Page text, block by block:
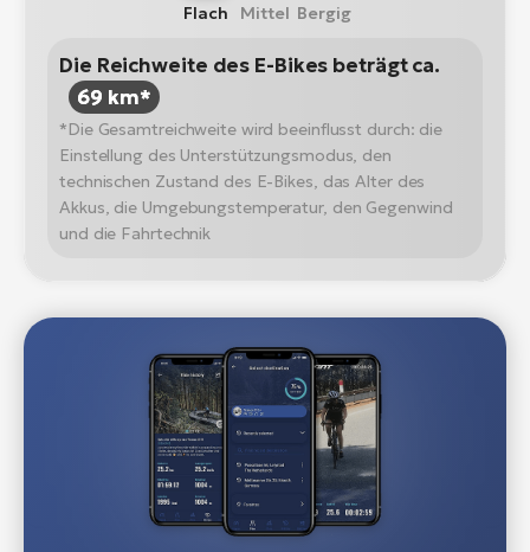
Flach Mittel Bergig
Die Reichweite des E-Bikes beträgt ca.
69 km*
*Die Gesamtreichweite wird beeinflusst durch: die
Einstellung des Unterstützungsmodus, den
technischen Zustand des E-Bikes, das Alter des
Akkus, die Umgebungstemperatur, den Gegenwind
und die Fahrtechnik